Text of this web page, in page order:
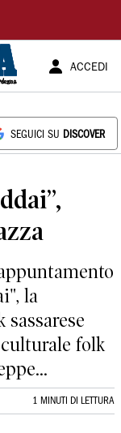
ACCEDI
SEGUICI SU DISCOVER
la
culturale folk
1 MINUTI DI LETTURA